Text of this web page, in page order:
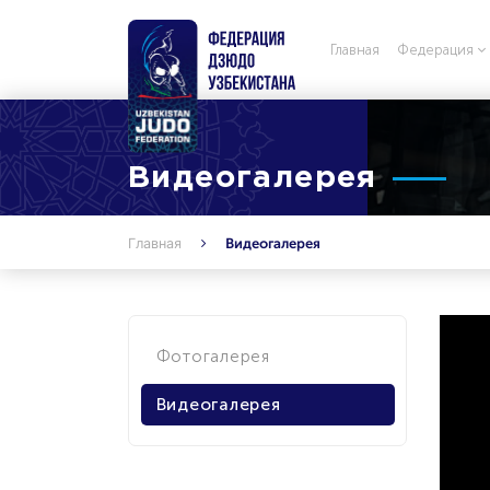
Главная Федерация
Видеогалерея
Главная Видеогалерея
Фотогалерея
Видеогалерея